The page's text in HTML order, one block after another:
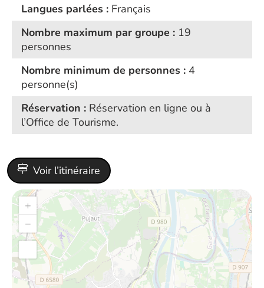
Langues parlées : Français
Nombre maximum par groupe : 19
personnes
Nombre minimum de personnes : 4
personne(s)
Réservation : Réservation en ligne ou à
l’Office de Tourisme.
Voir l’itinéraire
+
−